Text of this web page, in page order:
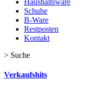
Schuhe
B-Ware
Restposten
Kontakt
> Suche
Verkaufshits